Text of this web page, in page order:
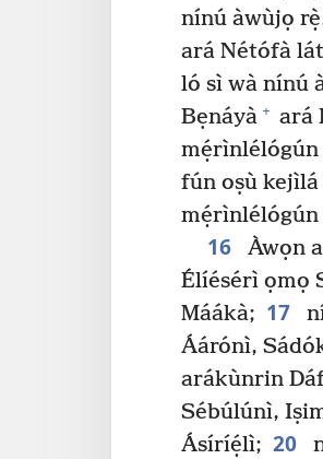
nínú àwùjọ
ará Nétófà
ló sì wà nínú
Bẹnáyà + ará
mẹ́rìnlélógún
fún oṣù
mẹ́rìnlélógún
16
Àwọn
Élíésérì ọmọ
Máákà; 17
Áárónì,
arákùnrin
Sébúlúnì,
Ásíríẹ́lì; 20